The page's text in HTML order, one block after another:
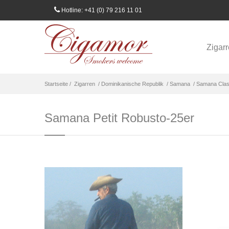
Hotline: +41 (0) 79 216 11 01
Startseite / Zigarren / Dominikanische Republik / Samana / Samana
Samana Petit Robusto-25er